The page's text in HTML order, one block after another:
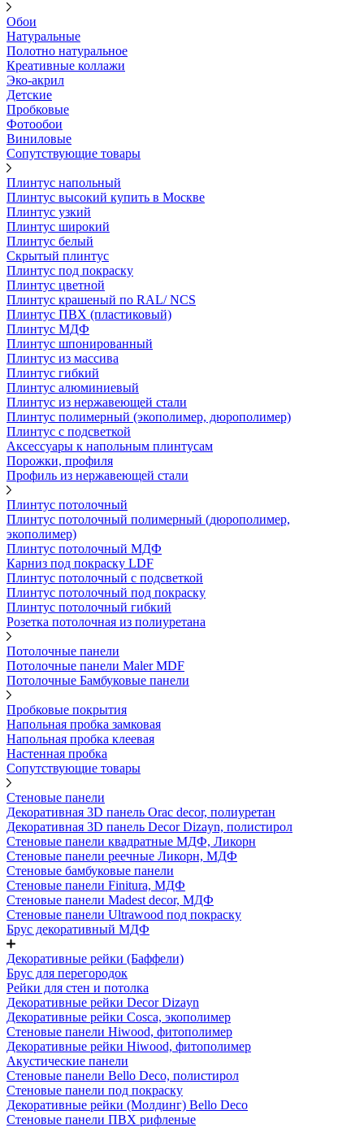
Обои
Натуральные
Полотно натуральное
Креативные коллажи
Эко-акрил
Детские
Пробковые
Фотообои
Виниловые
Сопутствующие товары
Плинтус напольный
Плинтус высокий купить в Москве
Плинтус узкий
Плинтус широкий
Плинтус белый
Скрытый плинтус
Плинтус под покраску
Плинтус цветной
Плинтус крашеный по RAL/ NCS
Плинтус ПВХ (пластиковый)
Плинтус МДФ
Плинтус шпонированный
Плинтус из массива
Плинтус гибкий
Плинтус алюминиевый
Плинтус из нержавеющей стали
Плинтус полимерный (экополимер, дюрополимер)
Плинтус с подсветкой
Аксессуары к напольным плинтусам
Порожки, профиля
Профиль из нержавеющей стали
Плинтус потолочный
Плинтус потолочный полимерный (дюрополимер,
экополимер)
Плинтус потолочный МДФ
Карниз под покраску LDF
Плинтус потолочный с подсветкой
Плинтус потолочный под покраску
Плинтус потолочный гибкий
Розетка потолочная из полиуретана
Потолочные панели
Потолочные панели Maler MDF
Потолочные Бамбуковые панели
Пробковые покрытия
Напольная пробка замковая
Напольная пробка клеевая
Настенная пробка
Сопутствующие товары
Стеновые панели
Декоративная 3D панель Orac decor, полиуретан
Декоративная 3D панель Decor Dizayn, полистирол
Стеновые панели квадратные МДФ, Ликорн
Стеновые панели реечные Ликорн, МДФ
Стеновые бамбуковые панели
Стеновые панели Finitura, МДФ
Стеновые панели Madest decor, МДФ
Стеновые панели Ultrawood под покраску
Брус декоративный МДФ
Декоративные рейки (Баффели)
Брус для перегородок
Рейки для стен и потолка
Декоративные рейки Decor Dizayn
Декоративные рейки Cosca, экополимер
Стеновые панели Hiwood, фитополимер
Декоративные рейки Hiwood, фитополимер
Акустические панели
Стеновые панели Bello Deco, полистирол
Стеновые панели под покраску
Декоративные рейки (Молдинг) Bello Deco
Стеновые панели ПВХ рифленые